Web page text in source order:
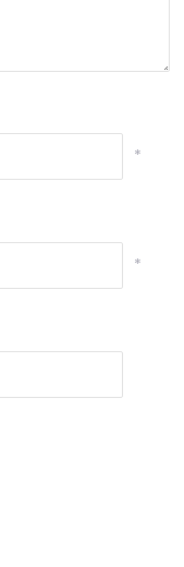
*
*